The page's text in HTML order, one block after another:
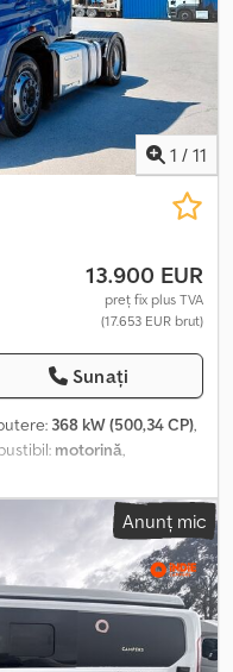
1 / 11
13.900 EUR
preț fix plus TVA
(17.653 EUR brut)
Sunați
368 kW (500,34 CP),
motorină,
2019, Dotări:ABS, aer
aer condiționat/climatizare,
asistență la frânarea de
Anunț mic